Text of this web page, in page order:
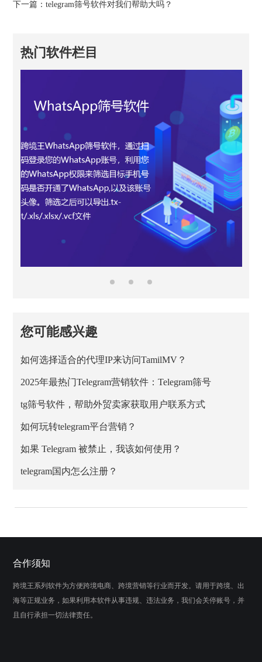
下一篇：telegram筛号软件对我们帮助大吗？
热门软件栏目
您可能感兴趣
如何选择适合的代理IP来访问TamilMV？
2025年最热门Telegram营销软件：Telegram筛号
tg筛号软件，帮助外贸卖家获取用户联系方式
如何玩转telegram平台营销？
如果 Telegram 被禁止，我该如何使用？
telegram国内怎么注册？
合作须知
跨境王系列软件为方便跨境电商、跨境营销等行业而开发。请用于跨境、出
海等正规业务，如果利用本软件从事违规、违法业务，我们会关停账号，并
且自行承担一切法律责任。